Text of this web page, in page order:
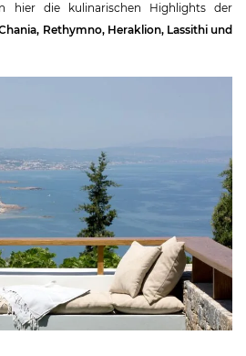
hier die kulinarischen Highlights der
Rethymno, Heraklion, Lassithi und